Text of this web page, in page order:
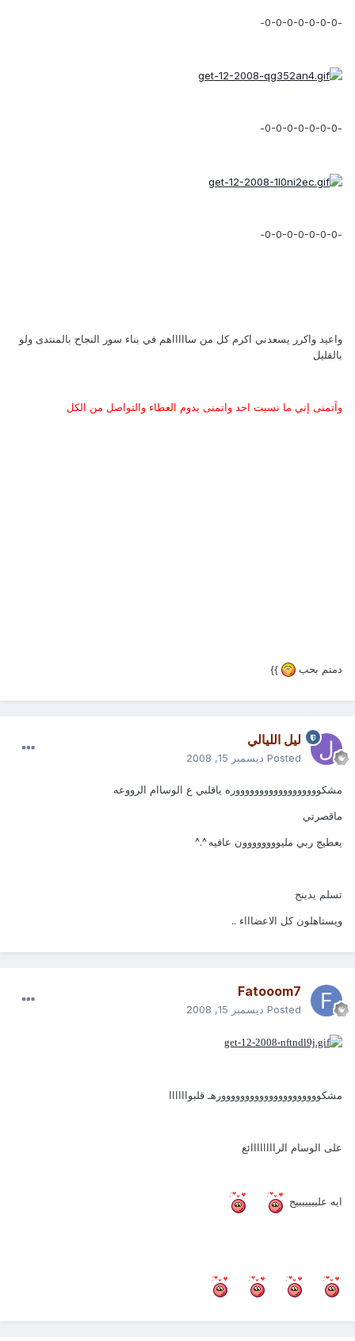
-0-0-0-0-0-0-0-
-0-0-0-0-0-0-0-
-0-0-0-0-0-0-0-
واعيد واكرر يسعدني اكرم كل من ساااااهم في بناء سور النجاح بالمنتدى ولو
بالقليل
وآتمنى إني ما نسيت احد واتمنى يدوم العطاء والتواصل من الكل
دمتم بحب }}
ليل الليالي
Posted ديسمبر 15, 2008
مشكووووووووووووووووووره ياقلبي ع الوساام الرووعه
ماقصرتي
يعطيج ربي مليوووووووون عافيه ^.^
تسلم يدينج
ويستاهلون كل الاعضاااء ..
Fatooom7
Posted ديسمبر 15, 2008
مشكووووووووووووووووووووورهـ قلبواااااا
على الوسام الراااااااائع
ايه عليييييييج